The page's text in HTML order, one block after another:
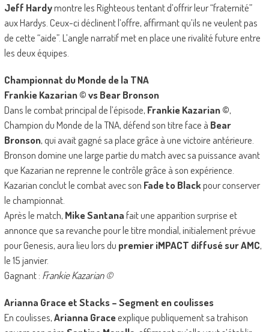
Jeff Hardymontre les Righteous tentant d’offrir leur “fraternité”
aux Hardys. Ceux-ci déclinent l’offre, affirmant qu’ils ne veulent pas
de cette “aide”. L’angle narratif met en place une rivalité future entre
les deux équipes.
Championnat du Monde de la TNA
Frankie Kazarian © vs Bear Bronson
Dans le combat principal de l’épisode, Frankie Kazarian ©,
Champion du Monde de la TNA, défend son titre face à Bear
Bronson, qui avait gagné sa place grâce à une victoire antérieure.
Bronson domine une large partie du match avec sa puissance avant
que Kazarian ne reprenne le contrôle grâce à son expérience.
Kazarian conclut le combat avec son Fade to Blackpour conserver
le championnat.
Après le match, Mike Santanafait une apparition surprise et
annonce que sa revanche pour le titre mondial, initialement prévue
pour Genesis, aura lieu lors du premier iMPACT diffusé sur AMC,
le 15 janvier.
Gagnant : Frankie Kazarian ©
Arianna Grace et Stacks – Segment en coulisses
En coulisses,Arianna Graceexplique publiquement sa trahison